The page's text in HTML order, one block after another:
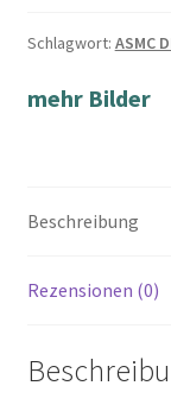
Schlagwort: ASMC
mehr Bilder
Beschreibung
Rezensionen (0)